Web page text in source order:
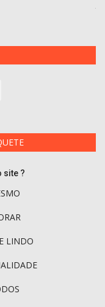
site ?
LINDO